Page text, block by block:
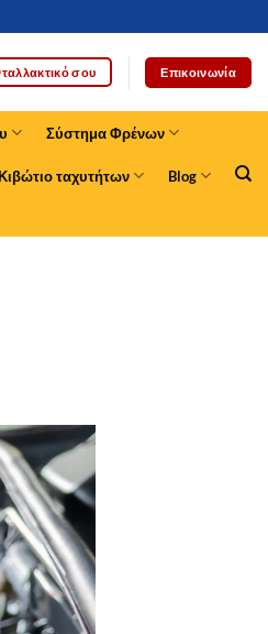
σου Επικοινωνία
Σύστημα Φρένων
ταχυτήτων Blog